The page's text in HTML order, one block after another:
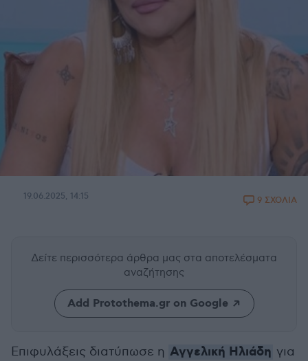
19.06.2025, 14:15 9 ΣΧΟΛΙΑ
Δείτε περισσότερα άρθρα μας στα αποτελέσματα
αναζήτησης
Add Protothema.gr on Google
Επιφυλάξεις διατύπωσε η Αγγελική Ηλιάδη για